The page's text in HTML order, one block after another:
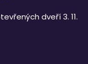
dveří 3. 11.